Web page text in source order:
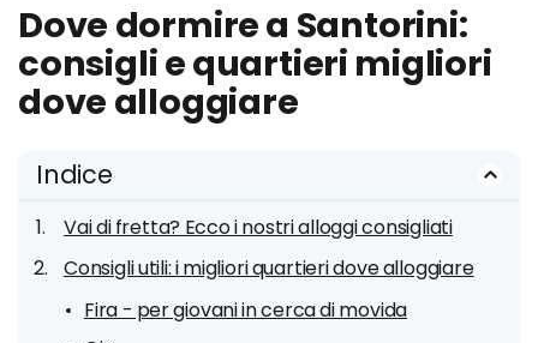
Dove dormire a Santorini:
consigli e quartieri migliori
dove alloggiare
Indice
Vai di fretta? Ecco i nostri alloggi consigliati
Consigli utili: i migliori quartieri dove alloggiare
Fira - per giovani in cerca di movida